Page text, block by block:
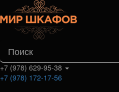
+7 (978) 629-95-38
+7 (978) 172-17-56